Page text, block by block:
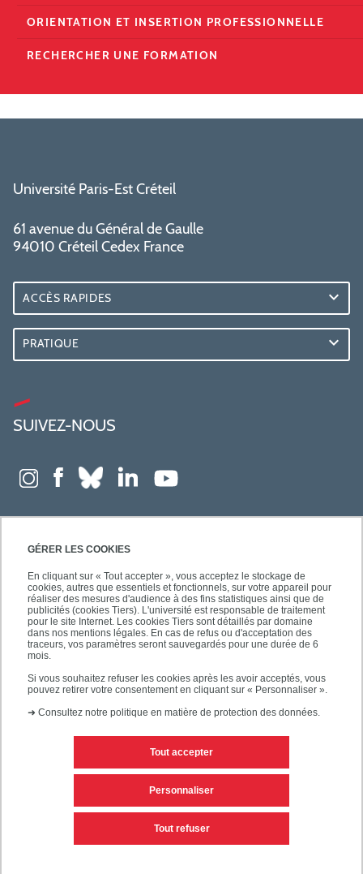
GÉRER LES COOKIES
En cliquant sur « Tout accepter », vous acceptez le stockage de
cookies, autres que essentiels et fonctionnels, sur votre appareil pour
réaliser des mesures d'audience à des fins statistiques ainsi que de
publicités (cookies Tiers). L'université est responsable de traitement
pour le site Internet. Les cookies Tiers sont détaillés par domaine
dans nos mentions légales. En cas de refus ou d'acceptation des
traceurs, vos paramètres seront sauvegardés pour une durée de 6
mois.
Si vous souhaitez refuser les cookies après les avoir acceptés, vous
pouvez retirer votre consentement en cliquant sur « Personnaliser ».
➜ Consultez notre politique en matière de protection des données.
Tout accepter
Tout refuser
Personnaliser
ORIENTATION ET INSERTION PROFESSIONNELLE
RECHERCHER UNE FORMATION
Université Paris-Est Créteil
61 avenue du Général de Gaulle
94010 Créteil Cedex France
ACCÈS RAPIDES
PRATIQUE
SUIVEZ-NOUS
Mentions légales
Personnaliser les cookies Plan du site